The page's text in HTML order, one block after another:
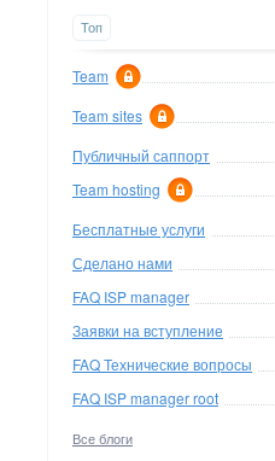
Топ
Team
Team sites
Публичный саппорт
Team hosting
Бесплатные услуги
Сделано нами
FAQ ISP manager
Заявки на вступление
FAQ Технические вопросы
FAQ ISP manager root
Все блоги